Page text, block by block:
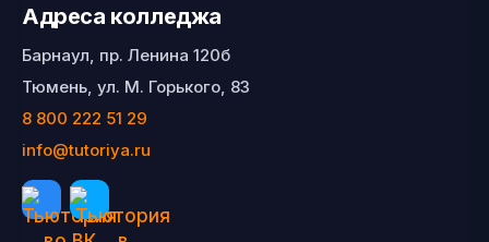
Адреса колледжа
Барнаул, пр. Ленина 120б
Тюмень, ул. М. Горького, 83
8 800 222 51 29
info@tutoriya.ru